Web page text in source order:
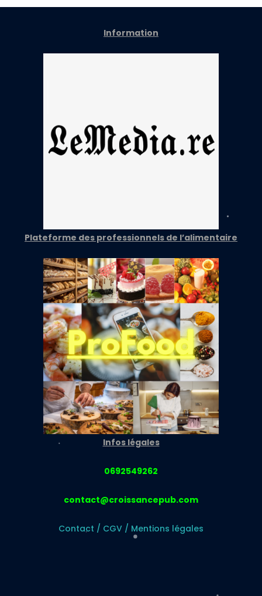
Information
Plateforme des professionnels de l’alimentaire
Infos légales
0692549262
contact@croissancepub.com
Contact / CGV / Mentions légales